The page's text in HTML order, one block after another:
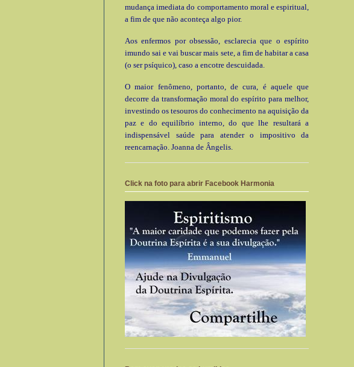
mudança imediata do comportamento moral e espiritual,
a fim de que não aconteça algo pior.
Aos enfermos por obsessão, esclarecia que o espírito
imundo sai e vai buscar mais sete, a fim de habitar a casa
(o ser psíquico), caso a encotre descuidada.
O maior fenômeno, portanto, de cura, é aquele que
decorre da transformação moral do espírito para melhor,
investindo os tesouros do conhecimento na aquisição da
paz e do equilíbrio interno, do que lhe resultará a
indispensável saúde para atender o impositivo da
reencarnação. Joanna de Ângelis.
Click na foto para abrir Facebook Harmonia